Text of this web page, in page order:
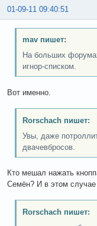
01-09-11 09:40:51
mav пишет:
На больших
игнор-списком.
Вот именно.
Rorschach пишет:
Увы, даже
двачевбросов.
Кто мешал нажать
Семён? И в этом случае
Rorschach пишет: